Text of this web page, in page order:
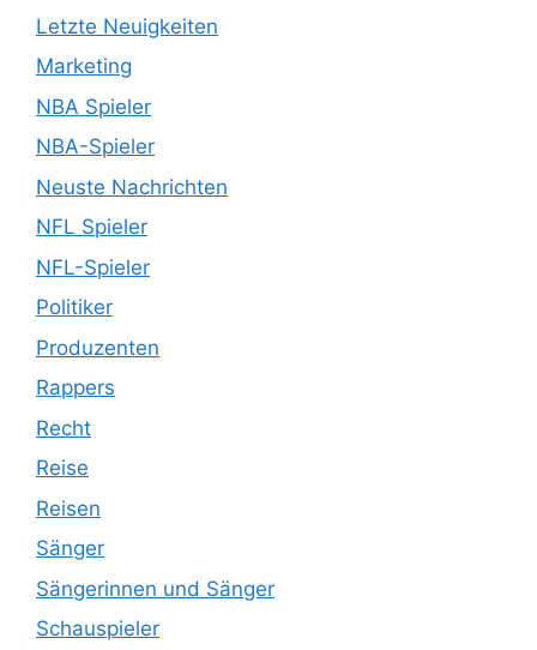
Letzte Neuigkeiten
Marketing
NBA Spieler
NBA-Spieler
Neuste Nachrichten
NFL Spieler
NFL-Spieler
Politiker
Produzenten
Rappers
Recht
Reise
Reisen
Sänger
Sängerinnen und Sänger
Schauspieler